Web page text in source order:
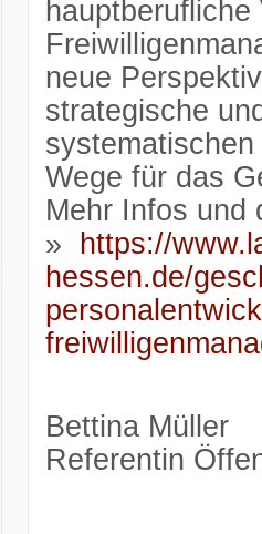
neue
strategische
Wege für das
Mehr Infos und
»
https://
hessen.de/
Bettina Müller
Referentin